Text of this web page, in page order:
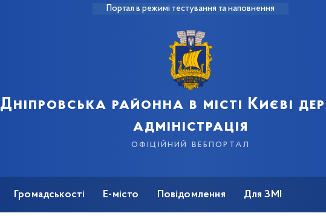
Портал в режимі тестування та наповнення
Дніпровська районна в місті Києві
адміністрація
офіційний вебпортал
Громадськості Е-місто Повідомлення Для ЗМІ